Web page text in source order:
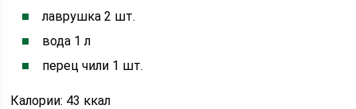
лаврушка 2 шт.
вода 1 л
перец чили 1 шт.
Калории: 43 ккал